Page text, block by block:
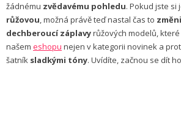
žádnému zvědavému pohledu. Pokud jste si
růžovou, možná právě teď nastal čas to
dechberoucí záplavyrůžových modelů,
našem eshopu nejen v kategorii novinek a
šatník sladkými tóny. Uvídíte, začnou se dít